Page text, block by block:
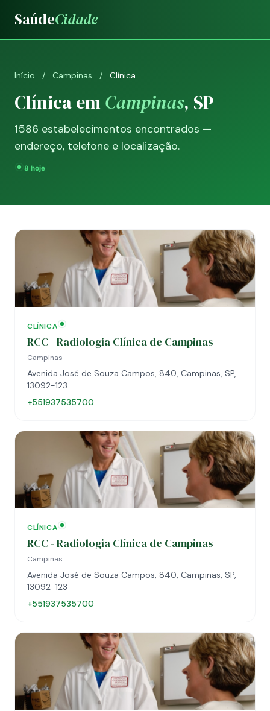
SaúdeCidade
Início / Campinas / Clínica
Clínica emCampinas, SP
1586 estabelecimentos encontrados —
endereço, telefone e localização.
CLÍNICA
RCC - Radiologia Clínica de Campinas
Campinas
Avenida José de Souza Campos, 840, Campinas, SP,
13092-123
+551937535700
CLÍNICA
RCC - Radiologia Clínica de Campinas
Campinas
Avenida José de Souza Campos, 840, Campinas, SP,
13092-123
+551937535700